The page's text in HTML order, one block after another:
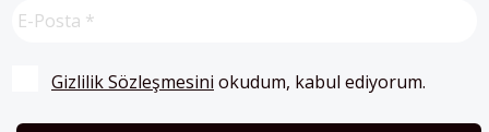
Gizlilik Sözleşmesini okudum, kabul ediyorum.